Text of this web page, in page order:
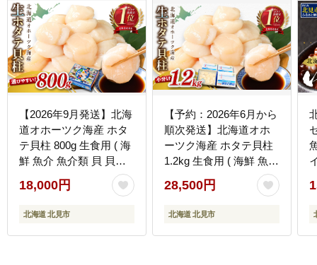
【2026年9月発送】北海
道オホーツク海産 ホタ
テ貝柱 800g 生食用 ( 海
鮮 魚介 魚介類 貝 貝類
帆立 ほたて お刺身 刺身
貝柱 海鮮丼 帆立貝柱 ホ
タテ )【037-0016】
18,000円
北海道 北見市
【予約：2026年6月から
順次発送】北海道オホ
ーツク海産 ホタテ貝柱
1.2kg 生食用 ( 海鮮 魚介
魚介類 貝 ほたて 刺身
貝柱 海鮮丼 贈答 ギフト
小分け 帆立貝柱 人気 ふ
【037-0021】
28,500円
北海道 北見市